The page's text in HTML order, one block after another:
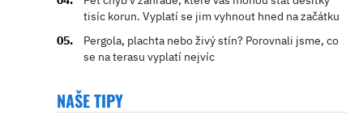
tisíc korun. Vyplatí se jim vyhnout hned na začátku
Pergola, plachta nebo živý stín? Porovnali jsme, co
se na terasu vyplatí nejvíc
NAŠE TIPY